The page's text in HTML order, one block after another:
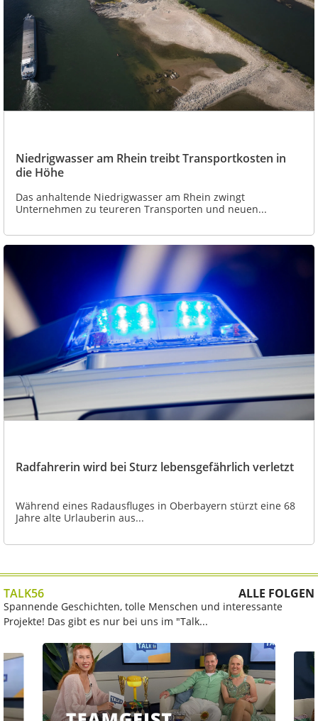
Niedrigwasser am Rhein treibt Transportkosten in
die Höhe
Das anhaltende Niedrigwasser am Rhein zwingt
Unternehmen zu teureren Transporten und neuen...
Radfahrerin wird bei Sturz lebensgefährlich verletzt
Während eines Radausfluges in Oberbayern stürzt eine 68
Jahre alte Urlauberin aus...
TALK56 ALLE FOLGEN
Spannende Geschichten, tolle Menschen und interessante
Projekte! Das gibt es nur bei uns im "Talk...